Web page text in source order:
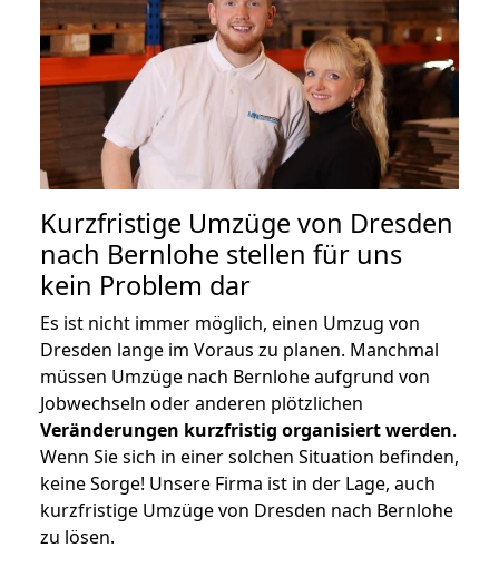
Kurzfristige Umzüge von Dresden
nach Bernlohe stellen für uns
kein Problem dar
Es ist nicht immer möglich, einen Umzug von
Dresden lange im Voraus zu planen. Manchmal
müssen Umzüge nach Bernlohe aufgrund von
Jobwechseln oder anderen plötzlichen
Veränderungen kurzfristig organisiert werden.
Wenn Sie sich in einer solchen Situation befinden,
keine Sorge! Unsere Firma ist in der Lage, auch
kurzfristige Umzüge von Dresden nach Bernlohe
zu lösen.